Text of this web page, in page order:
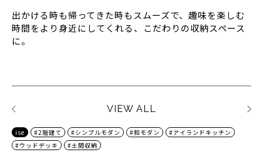
出かける時も帰ってきた時もスムーズで、趣味を楽しむ
時間をより身近にしてくれる、こだわりの収納スペース
に。
VIEW ALL
ise #2階建て #シンプルモダン #和モダン
#アイランドキッチン
#ウッドデッキ
#土間収納